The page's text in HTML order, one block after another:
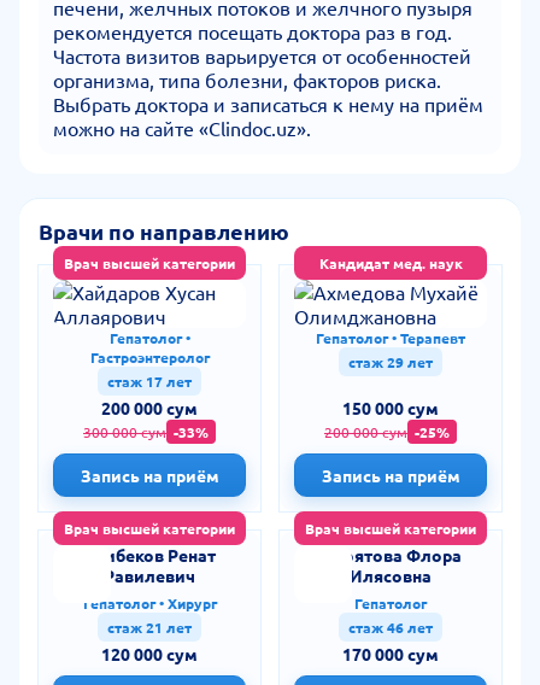
печени, желчных потоков и желчного пузыря
рекомендуется посещать доктора раз в год.
Частота визитов варьируется от особенностей
организма, типа болезни, факторов риска.
Выбрать доктора и записаться к нему на приём
можно на сайте «Clindoc.uz».
Врачи по направлению
Врач высшей категории
Хайдаров Хусан
Аллаярович
Гепатолог •
Гастроэнтеролог
стаж 17 лет
200 000 сум
300 000 сум -33%
Запись на приём
Кандидат мед. наук
Ахмедова Мухайё
Олимджановна
Гепатолог • Терапевт
стаж 29 лет
150 000 сум
200 000 сум -25%
Запись на приём
Врач высшей категории
Баибеков Ренат
Равилевич
Гепатолог • Хирург
стаж 21 лет
120 000 сум
Врач высшей категории
Иноятова Флора
Илясовна
Гепатолог
стаж 46 лет
170 000 сум